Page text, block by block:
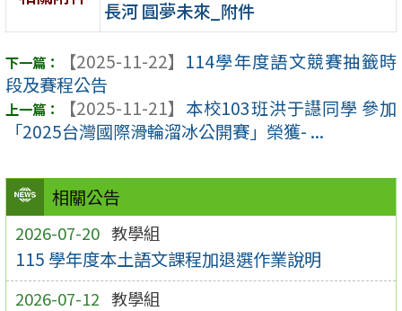
相關公告
2026-07-20 教學組
115 學年度本土語文課程加退選作業說明
2026-07-12 教學組
長河 圓夢未來_附件
【2025-11-22】 114學年度語文競賽抽籤時
段及賽程公告
【2025-11-21】 本校103班洪于譿同學 參加
「2025台灣國際滑輪溜冰公開賽」榮獲- ...